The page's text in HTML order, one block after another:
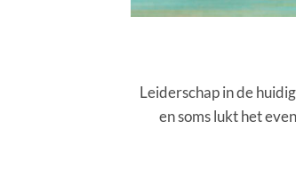
Leiderschap in de
en soms lukt het